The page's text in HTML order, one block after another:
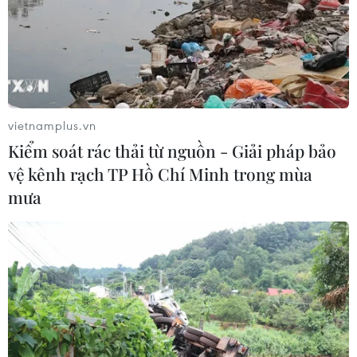
03/08/2026 09:21
Đội tuyển Việt Nam đặt mục
tiêu 3 điểm, cảnh báo Indonesia
trước giờ G
03/08/2026 07:39
ASEAN Cup 2026: Indonesia tổn thất
lực lượng trước trận quyết đấu tuyển
Việt Nam
03/08/2026 07:21
Làn sóng phản đối lan khắp châu Âu,
FIFA đối diện yêu cầu cải tổ
03/08/2026 05:01
vietnamplus.vn
Kiểm soát rác thải từ nguồn - Giải pháp bảo
vệ kênh rạch TP Hồ Chí Minh trong mùa
mưa